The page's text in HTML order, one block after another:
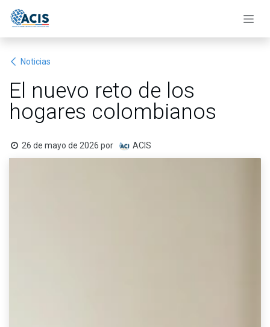
Noticias
El nuevo reto de los
hogares colombianos
26 de mayo de 2026 por ACIS